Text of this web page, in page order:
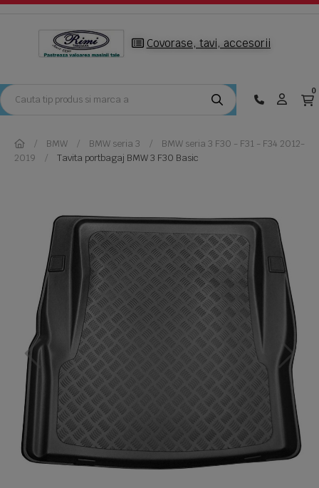
Covorase, tavi, accesorii
0
BMW BMW seria 3
BMW seria 3 F30 - F31 - F34 2012-
2019
Tavita portbagaj BMW 3 F30 Basic